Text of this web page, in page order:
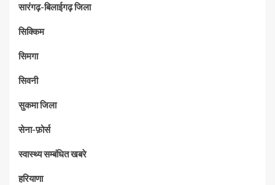
सारंगढ़-बिलाईगढ़ जिला
सिक्किम
सिमगा
सिवनी
सुकमा जिला
सेना-फ़ोर्स
स्वास्थ्य सम्बंधित खबरे
हरियाणा